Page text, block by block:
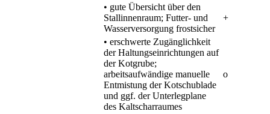
• gute Übersicht über den
Stallinnenraum; Futter- und
Wasserversorgung frostsicher
+
• erschwerte Zugänglichkeit
der Haltungseinrichtungen auf
der Kotgrube;
arbeitsaufwändige manuelle
Entmistung der Kotschublade
und ggf. der Unterlegplane
des Kaltscharraumes
o